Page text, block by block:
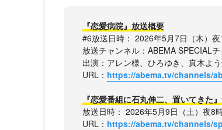
『恋愛病院』放送概要
#6放送日時： 2026年5月7日（木）夜
放送チャンネル：ABEMA SPECIAL
出演：アレン様、ひろゆき、真木よ
URL： https://abema.tv/channels/
『恋愛番組に石丸伸二、置いてきた
放送日時： 2026年5月9日（土）夜8
URL： https://abema.tv/channels/